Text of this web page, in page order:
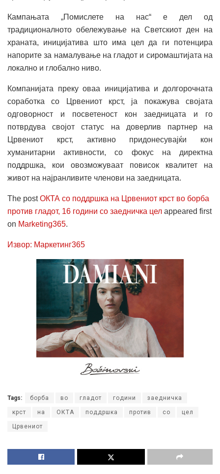
Кампањата „Помислете на нас“ е дел од
традиционалното обележување на Светскиот ден на
храната, иницијатива што има цел да ги потенцира
напорите за намалување на гладот и сиромаштијата на
локално и глобално ниво.
Компанијата преку оваа иницијатива и долгорочната
соработка со Црвениот крст, ја покажува својата
одговорност и посветеност кон заедницата и го
потврдува својот статус на доверлив партнер на
Црвениот крст, активно придонесувајќи кон
хуманитарни активности, со фокус на директна
поддршка, кои овозможуваат повисок квалитет на
живот на најранливите членови на заедницата.
The postОКТА со поддршка на Црвениот крст во борба
против гладот, 16 години со заедничка цел appeared first
on Marketing365.
Извор: Маркетинг365
Tags: борба во гладот години заедничка
крст на ОКТА поддршка против со цел
Црвениот